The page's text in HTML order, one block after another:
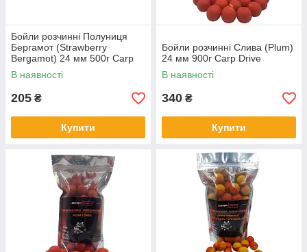
Бойли розчинні Полуниця
Бергамот (Strawberry
Bergamot) 24 мм 500г Carp
Drive
В наявності
205 ₴
Купити
Бойли розчинні Слива (Plum)
24 мм 900г Carp Drive
В наявності
340 ₴
Купити